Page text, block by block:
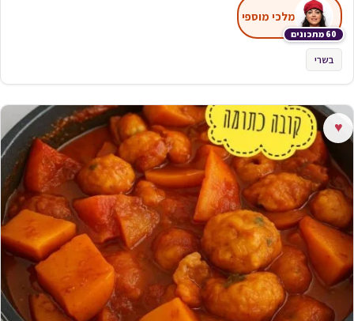
60 מתכונים
מלכי מוספי
בשרי
♥